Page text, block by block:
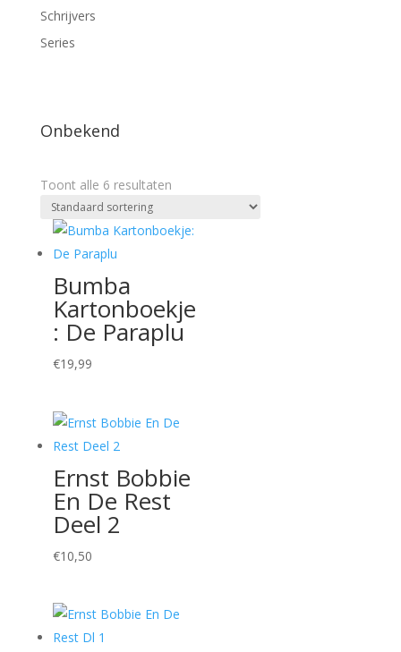
Schrijvers
Series
Onbekend
Toont alle 6 resultaten
Bumba
Kartonboekje
: De Paraplu
€19,99
Ernst Bobbie
En De Rest
Deel 2
€10,50